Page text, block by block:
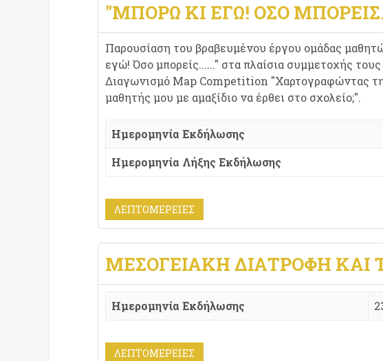
"ΜΠΟΡΏ ΚΙ ΕΓΏ! ΌΣΟ
Παρουσίαση του βραβευμένου έργου ομάδας
εγώ! Όσο μπορείς......" στα πλαίσια συμμετοχής
Διαγωνισμό Map Competition "Χαρτογραφώντας
μαθητής μου με αμαξίδιο να έρθει στο σχολείο;".
Ημερομηνία Εκδήλωσης
Ημερομηνία Λήξης Εκδήλωσης
ΛΕΠΤΟΜΈΡΕΙΕΣ
ΜΕΣΟΓΕΙΑΚΉ ΔΙΑΤΡΟΦΉ ΚΑΙ
Ημερομηνία Εκδήλωσης
ΛΕΠΤΟΜΈΡΕΙΕΣ